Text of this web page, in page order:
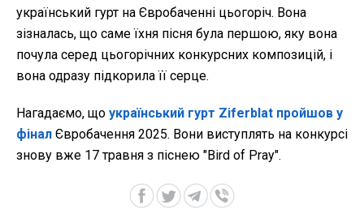
український гурт на Євробаченні цьогоріч. Вона
зізналась, що саме їхня пісня була першою, яку вона
почула серед цьогорічних конкурсних композицій, і
вона одразу підкорила її серце.
Нагадаємо, що український гурт Ziferblat пройшов у
фінал Євробачення 2025. Вони виступлять на конкурсі
знову вже 17 травня з піснею "Bird of Pray".